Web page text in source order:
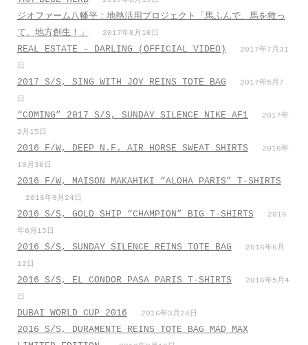
ジオファーム八幡平：地熱活用プロジェクト「馬ふんで、馬を救っ
て、地方創生！」
2017年8月16日
REAL ESTATE – DARLING (OFFICIAL VIDEO)
2017年7月31
日
2017 S/S, SING WITH JOY REINS TOTE BAG
2017年5月7
日
“COMING” 2017 S/S, SUNDAY SILENCE NIKE AF1
2017年
2月15日
2016 F/W, DEEP N.F. AIR HORSE SWEAT SHIRTS
2016年
10月30日
2016 F/W, MAISON MAKAHIKI “ALOHA PARIS” T-SHIRTS
2016年9月24日
2016 S/S, GOLD SHIP “CHAMPION” BIG T-SHIRTS
2016
年6月15日
2016 S/S, SUNDAY SILENCE REINS TOTE BAG
2016年6月
12日
2016 S/S, EL CONDOR PASA PARIS T-SHIRTS
2016年5月4
日
DUBAI WORLD CUP 2016 2016年3月28日
2016 S/S, DURAMENTE REINS TOTE BAG MAD MAX